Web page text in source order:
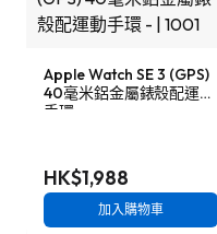
Apple Watch SE 3 (GPS)
40毫米鋁金屬錶殼配運動
手環
HK$1,988
加入購物車